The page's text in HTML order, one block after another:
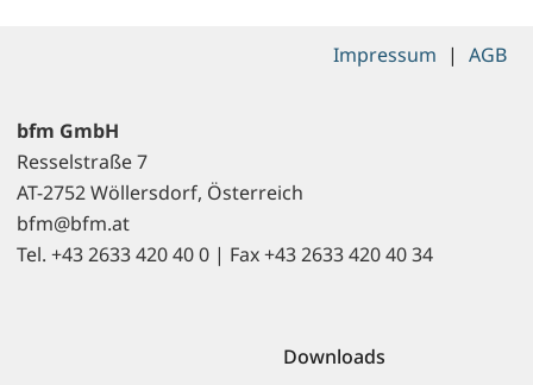
bfm GmbH
Resselstraße 7
AT-2752 Wöllersdorf, Österreich
bfm@bfm.at
Tel. +43 2633 420 40 0 | Fax +43 2633 420 40 34
Downloads
Impressum | AGB